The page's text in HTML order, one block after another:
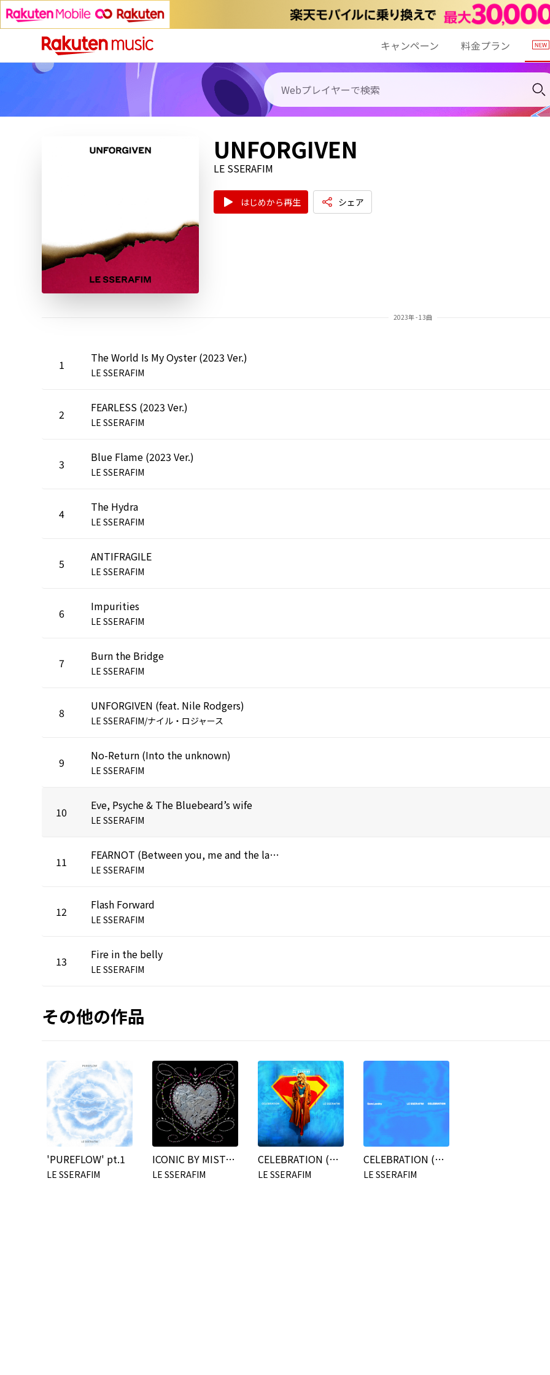
キャンペーン 料金プラン
UNFORGIVEN
LE SSERAFIM
はじめから再生 シェア
2023年 - 13曲
1 The World Is My Oyster (2023 Ver.)
LE SSERAFIM
2 FEARLESS (2023 Ver.)
LE SSERAFIM
3 Blue Flame (2023 Ver.)
LE SSERAFIM
4 The Hydra
LE SSERAFIM
5 ANTIFRAGILE
LE SSERAFIM
6 Impurities
LE SSERAFIM
7 Burn the Bridge
LE SSERAFIM
8 UNFORGIVEN (feat. Nile Rodgers)
LE SSERAFIM/ナイル・ロジャース
9 No-Return (Into the unknown)
LE SSERAFIM
10 Eve, Psyche & The Bluebeard’s wife
LE SSERAFIM
11 FEARNOT (Between you, me and the lamppost)
LE SSERAFIM
12 Flash Forward
LE SSERAFIM
13 Fire in the belly
LE SSERAFIM
その他の作品
'PUREFLOW' pt.1
LE SSERAFIM
ICONIC BY MISTAKE
LE SSERAFIM
CELEBRATION (Supergirl ver.)
LE SSERAFIM
CELEBRATION (Sara Landry Remix)
LE SSERAFIM